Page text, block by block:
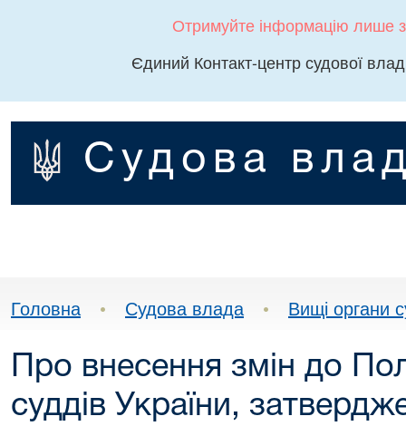
Отримуйте інформацію лише
Єдиний Контакт-центр судової
Судова
Головна • Судова влада • Вищі органи
Про внесення змін до
суддів України,